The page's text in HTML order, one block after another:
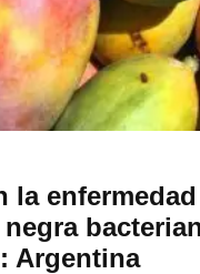
la
Argentina